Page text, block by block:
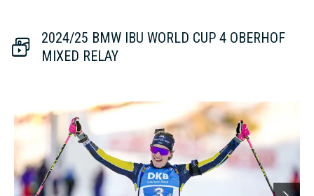
2024/25 BMW IBU WORLD CUP 4 OBERHOF
MIXED RELAY